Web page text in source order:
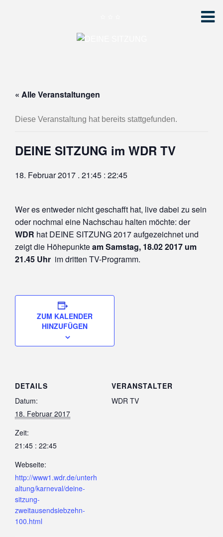
« Alle Veranstaltungen
Diese Veranstaltung hat bereits stattgefunden.
DEINE SITZUNG im WDR TV
18. Februar 2017 . 21:45 : 22:45
Wer es entweder nicht geschafft hat, live dabei zu sein
oder nochmal eine Nachschau halten möchte: der
WDR hat DEINE SITZUNG 2017 aufgezeichnet und
zeigt die Höhepunkteam Samstag, 18.02 2017 um
21.45 Uhr im dritten TV-Programm.
ZUM KALENDER
HINZUFÜGEN
DETAILS
Datum:
18. Februar 2017
Zeit:
21:45 : 22:45
Webseite:
http://www1.wdr.de/unterh
altung/karneval/deine-
sitzung-
zweitausendsiebzehn-
100.html
VERANSTALTER
WDR TV